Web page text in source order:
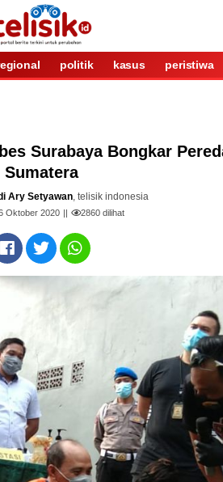
politik kasus peristiwa
Surabaya Bongkar
Sumatera
Ary Setyawan, telisik indonesia
Oktober 2020 2860dilihat